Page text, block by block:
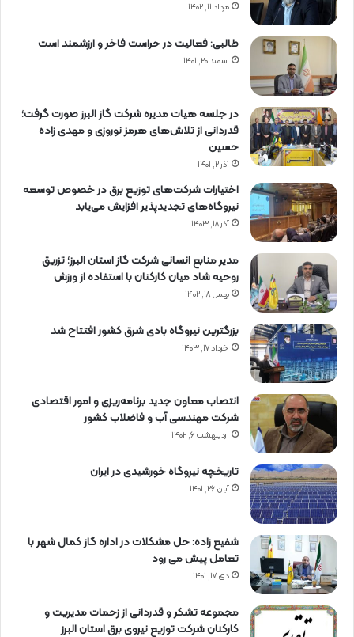
مرداد ۱۱, ۱۴۰۲
طالبی: فعالیت در حراست فاخر و ارزشمند است
اسفند ۲۰, ۱۴۰۱
در جلسه هیات مدیره شرکت گاز البرز صورت گرفت؛
قدردانی از تلاش‌های هرمز نوروزی و مهدی زاده
حسین
آذر ۲, ۱۴۰۱
اختیارات شرکت‌های توزیع برق در خصوص توسعه
نیروگاه‌های تجدیدپذیر افزایش می‌یابد
آذر ۱۸, ۱۴۰۳
مدیر منابع انسانی شرکت گاز استان البرز؛ تزریق
روحیه شاد میان کارکنان با استفاده از ورزش
بهمن ۱۸, ۱۴۰۲
بزرگترین نیروگاه بادی شرق کشور افتتاح شد
خرداد ۱۷, ۱۴۰۳
انتصاب معاون جدید برنامه‌ریزی و امور اقتصادی
شرکت مهندسی آب و فاضلاب کشور
اردیبهشت ۶, ۱۴۰۲
تاریخچه نیروگاه خورشیدی در ایران
آبان ۲۶, ۱۴۰۱
شفیع زاده: حل مشکلات در اداره گاز کمال شهر با
تعامل پیش می رود
دی ۱۷, ۱۴۰۱
مجموعه تشکر و قدردانی از زحمات مدیریت و
کارکنان شرکت توزیع نیروی برق استان البرز